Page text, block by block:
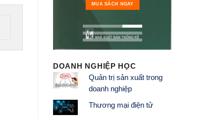
NGAY MUA SÁCH NGAY
DOANH NGHIỆP HỌC
Quản trị sản xuất trong
doanh nghiệp
Thương mại điện tử